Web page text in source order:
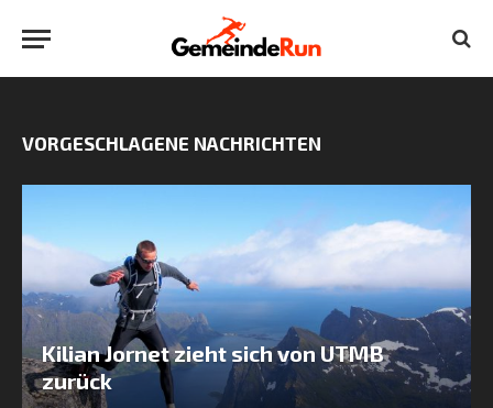
VORGESCHLAGENE NACHRICHTEN
Kilian Jornet zieht sich von UTMB
zurück